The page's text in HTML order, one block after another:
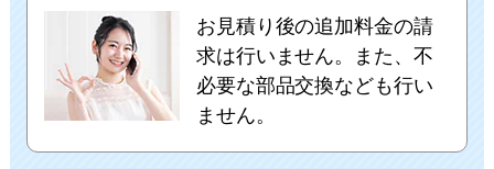
お見積り後の追加料金の請
求は行いません。また、不
必要な部品交換なども行い
ません。